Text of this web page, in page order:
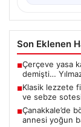
Son Eklenen
■Çerçeve yasa
demişti…
■Klasik lezzete
ve sebze
■Çanakkale’de
annesi yoğun